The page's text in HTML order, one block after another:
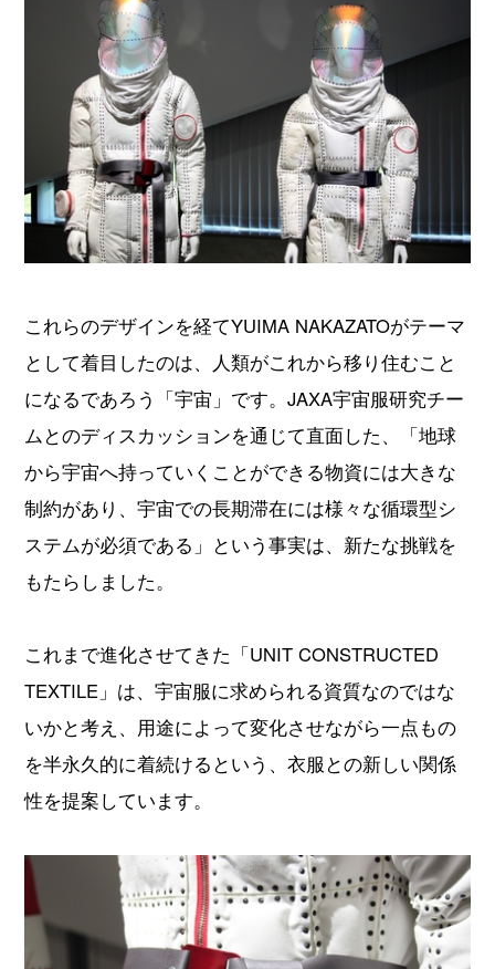
これらのデザインを経てYUIMA NAKAZATOがテーマ
として着目したのは、人類がこれから移り住むこと
になるであろう「宇宙」です。JAXA宇宙服研究チー
ムとのディスカッションを通じて直面した、「地球
から宇宙へ持っていくことができる物資には大きな
制約があり、宇宙での長期滞在には様々な循環型シ
ステムが必須である」という事実は、新たな挑戦を
もたらしました。
これまで進化させてきた「UNIT CONSTRUCTED
TEXTILE」は、宇宙服に求められる資質なのではな
いかと考え、用途によって変化させながら一点もの
を半永久的に着続けるという、衣服との新しい関係
性を提案しています。